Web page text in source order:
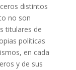
distintos
no son
titulares de
políticas
en cada
y de sus